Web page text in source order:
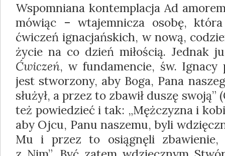
Wspomniana kontemplacja Ad
mówiąc – wtajemnicza osobę, która
ćwiczeń ignacjańskich, w nową,
życie na co dzień miłością. Jednak
Ćwiczeń, w fundamencie, św. Ignacy
jest stworzony, aby Boga, Pana
służył, a przez to zbawił duszę swoją”
też powiedzieć i tak: „Mężczyzna i
aby Ojcu, Panu naszemu, byli
Mu i przez to osiągnęli zbawienie,